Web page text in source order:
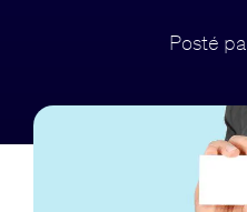
Posté